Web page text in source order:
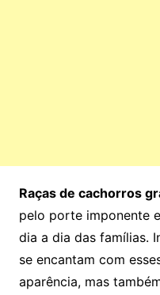
Raças de cachorros
pelo porte imponente
dia a dia das famílias.
se encantam com
aparência, mas